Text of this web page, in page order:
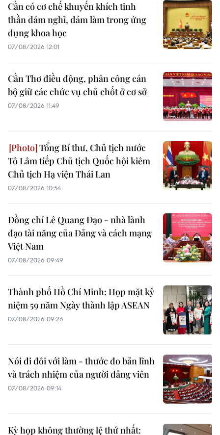
Cần có cơ chế khuyến khích tinh
thần dám nghĩ, dám làm trong ứng
dụng khoa học
07/08/2026 12:01
Cần Thơ điều động, phân công cán
bộ giữ các chức vụ chủ chốt ở cơ sở
07/08/2026 11:49
Tổng Bí thư, Chủ tịch nước
Tô Lâm tiếp Chủ tịch Quốc hội kiêm
Chủ tịch Hạ viện Thái Lan
07/08/2026 10:54
Đồng chí Lê Quang Đạo - nhà lãnh
đạo tài năng của Đảng và cách mạng
Việt Nam
07/08/2026 09:49
Thành phố Hồ Chí Minh: Họp mặt kỷ
niệm 59 năm Ngày thành lập ASEAN
07/08/2026 09:26
Nói đi đôi với làm - thước đo bản lĩnh
và trách nhiệm của người đảng viên
07/08/2026 09:14
Kỳ họp không thường lệ thứ nhất: